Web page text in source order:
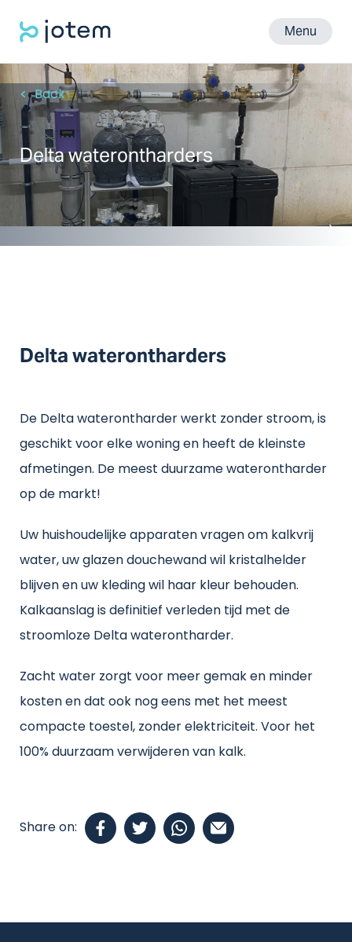
Menu
Back
Delta waterontharders
Delta waterontharders
De Delta waterontharder werkt zonder stroom, is
geschikt voor elke woning en heeft de kleinste
afmetingen. De meest duurzame waterontharder
op de markt!
Uw huishoudelijke apparaten vragen om kalkvrij
water, uw glazen douchewand wil kristalhelder
blijven en uw kleding wil haar kleur behouden.
Kalkaanslag is definitief verleden tijd met de
stroomloze Delta waterontharder.
Zacht water zorgt voor meer gemak en minder
kosten en dat ook nog eens met het meest
compacte toestel, zonder elektriciteit. Voor het
100% duurzaam verwijderen van kalk.
Share on: